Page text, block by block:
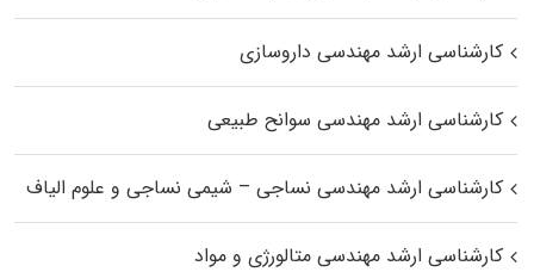
کارشناسی ارشد مهندسی داروسازی
کارشناسی ارشد مهندسی سوانح طبیعی
کارشناسی ارشد مهندسی نساجی – شیمی نساجی و علوم الیاف
کارشناسی ارشد مهندسی متالورژی و مواد